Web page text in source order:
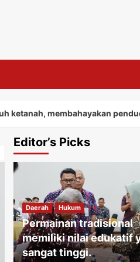
membahayakan penduduk
Editor’s Picks
Daerah Hukum
Permainan tradisional
memiliki nilai edukatif
sangat tinggi.